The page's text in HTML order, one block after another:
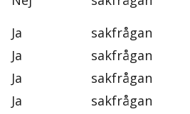
Ja sakfrågan
Ja sakfrågan
Ja sakfrågan
Ja sakfrågan